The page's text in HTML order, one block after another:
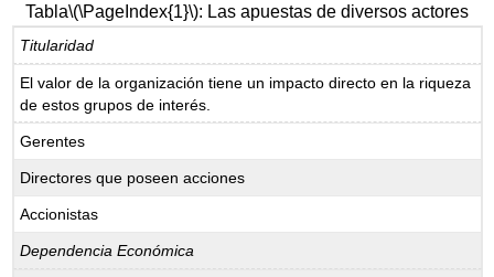
Tabla\(\PageIndex{1}\): Las apuestas de diversos actores
Titularidad
El valor de la organización tiene un impacto directo en la riqueza
de estos grupos de interés.
Gerentes
Directores que poseen acciones
Accionistas
Dependencia Económica